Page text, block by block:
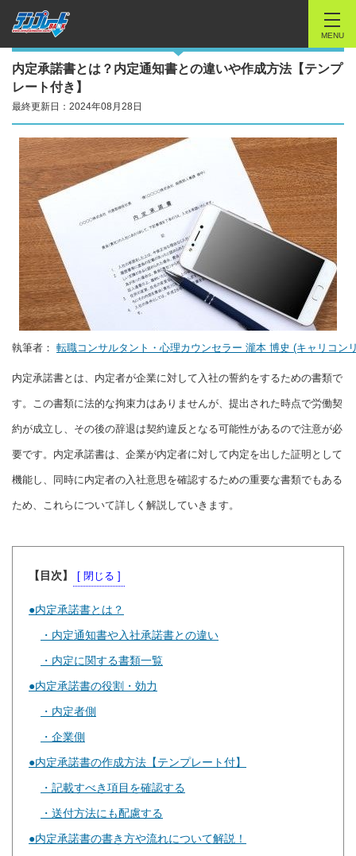
MENU
内定承諾書とは？内定通知書との違いや作成方法【テンプ
レート付き】
最終更新日：2024年08月28日
執筆者： 転職コンサルタント・心理カウンセラー 瀧本 博史 (キャリコン
内定承諾書とは、内定者が企業に対して入社の誓約をするための書類で
す。この書類に法的な拘束力はありませんが、提出された時点で労働契
約が成立し、その後の辞退は契約違反となる可能性があるので注意が必
要です。内定承諾書は、企業が内定者に対して内定を出した証明として
機能し、同時に内定者の入社意思を確認するための重要な書類でもある
ため、これらについて詳しく解説していきます。
【目次】
内定承諾書とは？
内定通知書や入社承諾書との違い
内定に関する書類一覧
内定承諾書の役割・効力
内定者側
企業側
内定承諾書の作成方法【テンプレート付】
記載すべき項目を確認する
送付方法にも配慮する
内定承諾書の書き方や流れについて解説！